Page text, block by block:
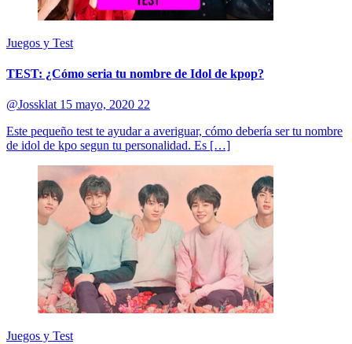
Juegos y Test
TEST: ¿Cómo seria tu nombre de Idol de kpop?
@Jossklat 15 mayo, 2020 22
Este pequeño test te ayudar a averiguar, cómo debería ser tu nombre
de idol de kpo segun tu personalidad. Es […]
Juegos y Test